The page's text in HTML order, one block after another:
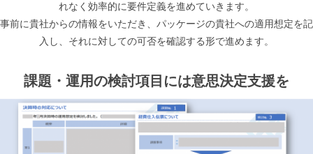
れなく効率的に要件定義を進めていきます。
事前に貴社からの情報をいただき、パッケージの貴社への適用想定を記
入し、それに対しての可否を確認する形で進めます。
課題・運用の検討項目には意思決定支援を